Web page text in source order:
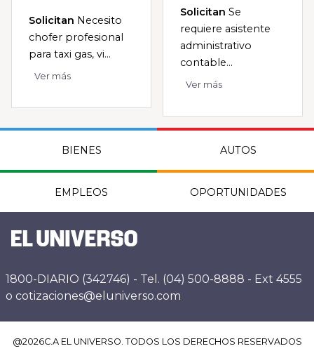
Solicitan Necesito
chofer profesional
para taxi gas, vi...
Ver más
Solicitan Se
requiere asistente
administrativo
contable...
Ver más
BIENES AUTOS
EMPLEOS OPORTUNIDADES
1800-DIARIO (342746) - Tel. (04) 500-8888 - Ext 4555
o cotizaciones@eluniverso.com
@2026C.A EL UNIVERSO. TODOS LOS DERECHOS RESERVADOS